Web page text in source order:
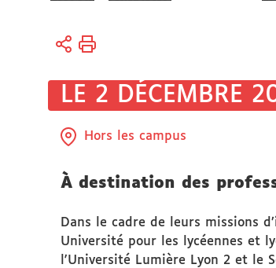
ici :
LE 2 DÉCEMBRE
Hors les campus
À destination des
Dans le cadre de leurs missions
Université pour les lycéennes et
l'Université Lumière Lyon 2 et le